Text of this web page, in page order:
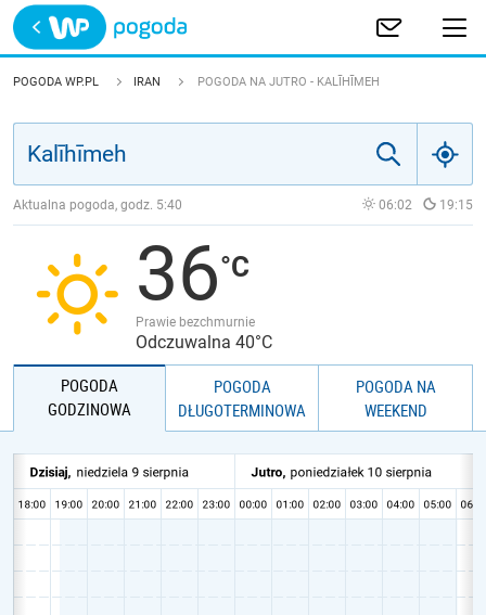
Trwa ładowanie
POLSKA
JAKOŚĆ POWIETRZA
POGODA WP.PL IRAN POGODA NA JUTRO - KALĪHĪMEH
Aktualna pogoda, godz. 5:40 06:02 19:15
36
Prawie bezchmurnie
Odczuwalna 40°C
POGODA
GODZINOWA
POGODA
DŁUGOTERMINOWA
POGODA NA
WEEKEND